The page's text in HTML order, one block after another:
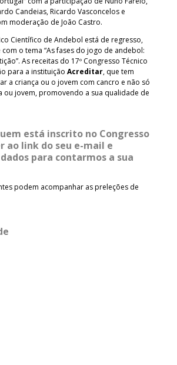
Candeias, Ricardo Vasconcelos e
moderação de João Castro.
Científico de Andebol está de regresso,
o tema “As fases do jogo de andebol:
As receitas do 17º Congresso Técnico
para a instituição Acreditar, que tem
a criança ou o jovem com cancro e não só
ou jovem, promovendo a sua qualidade de
está inscrito no Congresso
ao link do seu e-mail e
para contarmos a sua
podem acompanhar as preleções de